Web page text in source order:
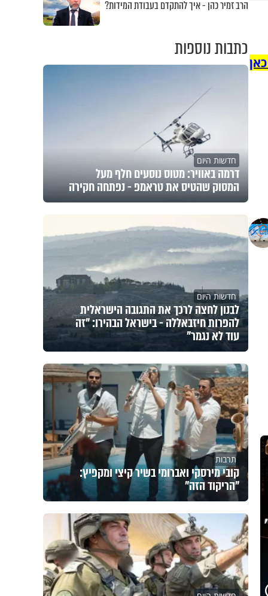
הרב זמיר כהן - איך להתקדם בעבודת המידות?
כתבות נוספות
חדשות היום
דרמה באוויר: מטוס נוסעים חלף מעל
המסוק שהטיס את טראמפ - נפתחה חקירה
חדשות היום
לבנון לחצה לרכך את התגובה הישראלית
להפרות חיזבאללה - בישראל הבהירו: "זה
עוד לא נגמר"
תרבות
קובי מירסקי ואברומי בשיר קיצי ומקפיץ:
"הריקוד הזה"